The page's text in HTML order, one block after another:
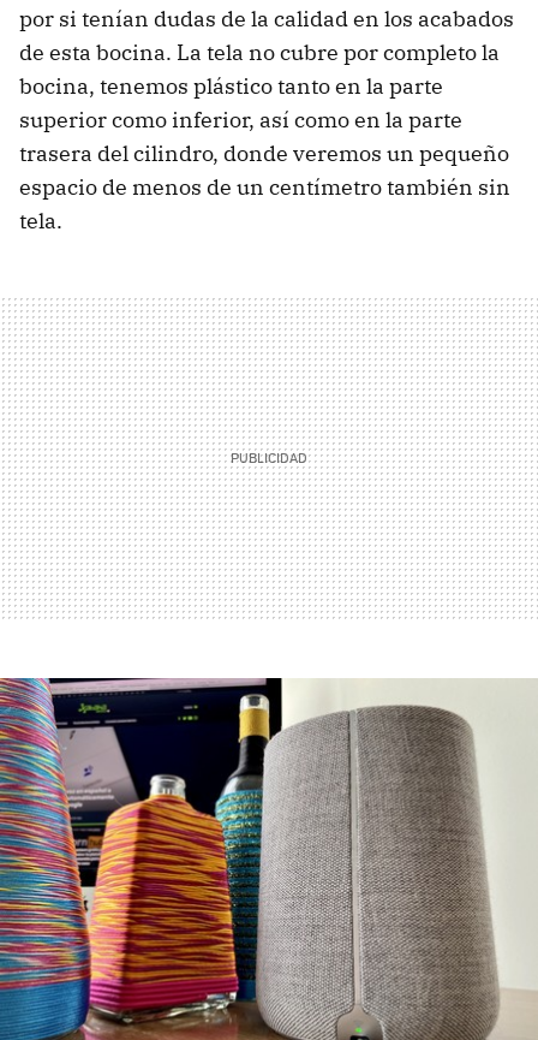
por si tenían dudas de la calidad en los acabados
de esta bocina. La tela no cubre por completo la
bocina, tenemos plástico tanto en la parte
superior como inferior, así como en la parte
trasera del cilindro, donde veremos un pequeño
espacio de menos de un centímetro también sin
tela.